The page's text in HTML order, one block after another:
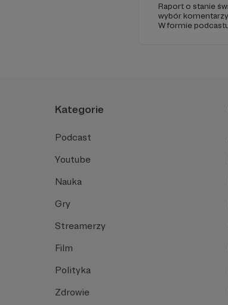
Raport o stanie
wybór
W formie
Kategorie
Podcast
Youtube
Nauka
Gry
Streamerzy
Film
Polityka
Zdrowie